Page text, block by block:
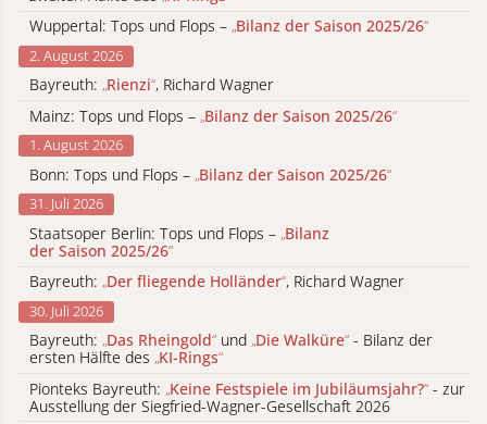
Wuppertal: Tops und Flops – „Bilanz der Saison 2025/26“
2. August 2026
Bayreuth: „Rienzi“, Richard Wagner
Mainz: Tops und Flops – „Bilanz der Saison 2025/26“
1. August 2026
Bonn: Tops und Flops – „Bilanz der Saison 2025/26“
31. Juli 2026
Staatsoper Berlin: Tops und Flops – „Bilanz
der Saison 2025/26“
Bayreuth: „Der fliegende Holländer“, Richard Wagner
30. Juli 2026
Bayreuth: „Das Rheingold“ und „Die Walküre“ - Bilanz der
ersten Hälfte des „KI-Rings“
Pionteks Bayreuth: „Keine Festspiele im Jubiläumsjahr?“ - zur
Ausstellung der Siegfried-Wagner-Gesellschaft 2026